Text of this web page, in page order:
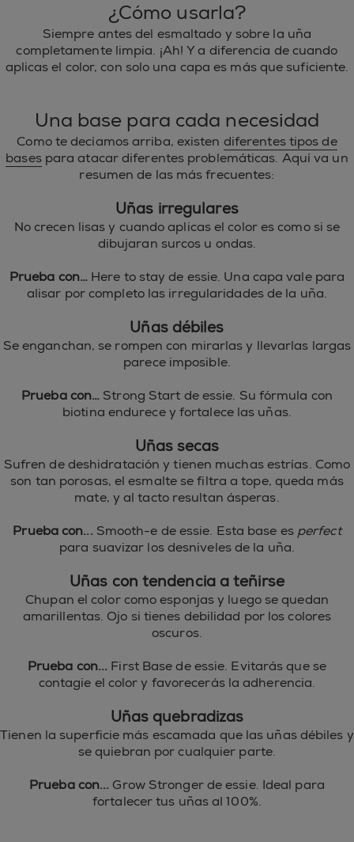
¿Cómo usarla?
Siempre antes del esmaltado y sobre la uña
completamente limpia. ¡Ah! Y a diferencia de cuando
aplicas el color, con solo una capa es más que suficiente.
Una base para cada necesidad
Como te decíamos arriba, existen diferentes tipos de
basespara atacar diferentes problemáticas. Aquí va un
resumen de las más frecuentes:
Uñas irregulares
No crecen lisas y cuando aplicas el color es como si se
dibujaran surcos u ondas.
Prueba con…Here to stay de essie. Una capa vale para
alisar por completo las irregularidades de la uña.
Uñas débiles
Se enganchan, se rompen con mirarlas y llevarlas largas
parece imposible.
Prueba con… Strong Start de essie. Su fórmula con
biotina endurece y fortalece las uñas.
Uñas secas
Sufren de deshidratación y tienen muchas estrías. Como
son tan porosas, el esmalte se filtra a tope, queda más
mate, y al tacto resultan ásperas.
Prueba con... Smooth-e de essie. Esta base es perfect
para suavizar los desniveles de la uña.
Uñas con tendencia a teñirse
Chupan el color como esponjas y luego se quedan
amarillentas. Ojo si tienes debilidad por los colores
oscuros.
Prueba con... First Base de essie. Evitarás que se
contagie el color y favorecerás la adherencia.
Uñas quebradizas
Tienen la superficie más escamada que las uñas débiles y
se quiebran por cualquier parte.
Prueba con... Grow Stronger de essie. Ideal para
fortalecer tus uñas al 100%.